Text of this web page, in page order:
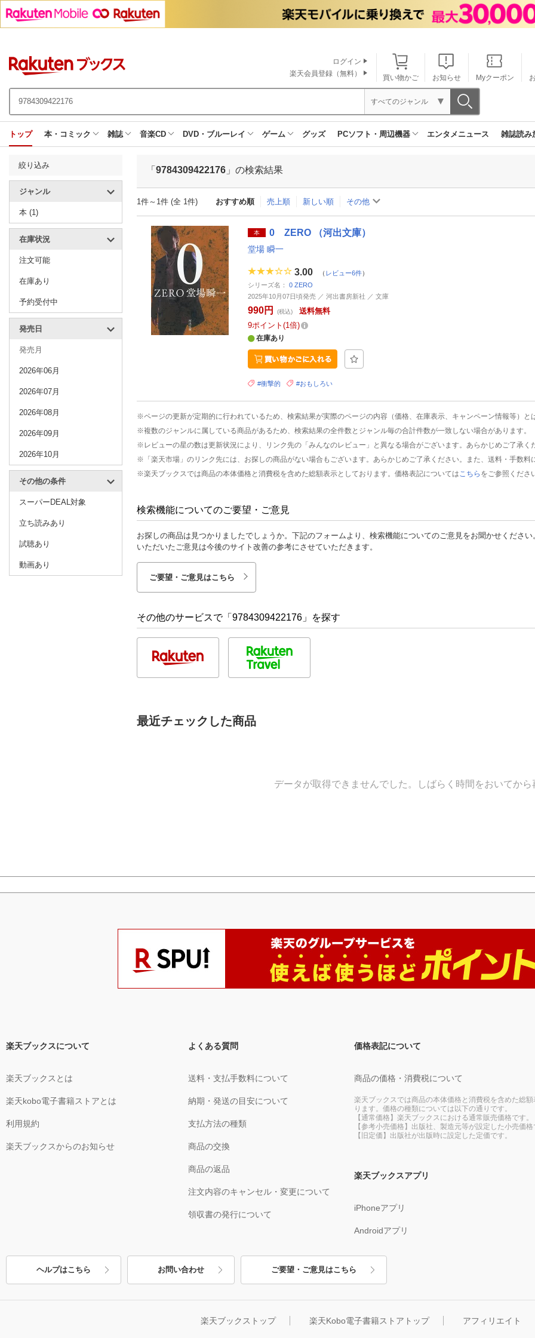
買い物かご お知らせ Myクーポン
ログイン
楽天会員登録（無料）
すべてのジャンル
トップ 本・コミック 雑誌 音楽CD DVD・ブルーレイ ゲーム グッズ PCソフト・周辺機器 エンタメニュース 雑誌読み
絞り込み
ジャンル
本 (1)
在庫状況
注文可能
在庫あり
予約受付中
発売日
発売月
2026年06月
2026年07月
2026年08月
2026年09月
2026年10月
その他の条件
スーパーDEAL対象
立ち読みあり
試聴あり
動画あり
「 9784309422176 」の検索結果
1件～1件 (全 1件) おすすめ順 売上順 新しい順 その他
本 0 ZERO （河出文庫）
堂場 瞬一
3.00 （ レビュー6件）
シリーズ名： 0 ZERO
2025年10月07日頃発売 ／ 河出書房新社 ／ 文庫
990円 (税込)
送料無料
9ポイント 1倍
在庫あり
#衝撃的 #おもしろい
※ページの更新が定期的に行われているため、検索結果が実際のページの内容（価格、在庫表示、キャンペーン情報等）と
※複数のジャンルに属している商品があるため、検索結果の全件数とジャンル毎の合計件数が一致しない場合があります。
※レビューの星の数は更新状況により、リンク先の「みんなのレビュー」と異なる場合がございます。あらかじめご了承く
※「楽天市場」のリンク先には、お探しの商品がない場合もございます。あらかじめご了承ください。また、送料・手数料
※楽天ブックスでは商品の本体価格と消費税を含めた総額表示としております。価格表記については こちら をご参照くださ
検索機能についてのご要望・ご意見
お探しの商品は見つかりましたでしょうか。下記のフォームより、検索機能についてのご意見をお聞かせください
いただいたご意見は今後のサイト改善の参考にさせていただきます。
ご要望・ご意見はこちら
その他のサービスで「9784309422176」を探す
最近チェックした商品
データが取得できませんでした。しばらく時間をおいてから
楽天ブックスについて
楽天ブックスとは
楽天kobo電子書籍ストアとは
利用規約
楽天ブックスからのお知らせ
よくある質問
送料・支払手数料について
納期・発送の目安について
支払方法の種類
商品の交換
商品の返品
注文内容のキャンセル・変更について
領収書の発行について
価格表記について
商品の価格・消費税について
楽天ブックスでは商品の本体価格と消費税を含めた総額
ります。価格の種類については以下の通りです。
【通常価格】楽天ブックスにおける通常販売価格です。
【参考小売価格】出版社、製造元等が設定した小売価格
【旧定価】出版社が出版時に設定した定価です。
楽天ブックスアプリ
iPhoneアプリ
Androidアプリ
ヘルプはこちら お問い合わせ ご要望・ご意見はこちら
楽天ブックストップ 楽天Kobo電子書籍ストアトップ アフィリエイト